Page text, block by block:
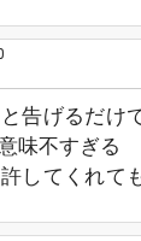
告げるだけ
味不すぎる
してくれて